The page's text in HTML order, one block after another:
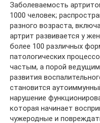
Заболеваемость
1000 человек;
разного возраста,
артрит развивается у
более 100 различных
патологических
частым, а порой
развития
становится
нарушение
которая начинает
чужеродные и